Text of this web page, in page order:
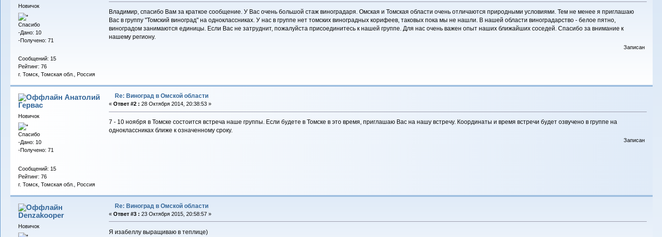
Новичок
Спасибо
-Дано: 10
-Получено: 71
Сообщений: 15
Рейтинг: 76
г. Томск, Томская обл., Россия
Владимир, спасибо Вам за краткое сообщение. У Вас очень большой стаж виноградаря. Омская и Томская области очень отличаются природными условиями. Тем не менее я приглашаю
Вас в группу "Томский виноград" на одноклассниках. У нас в группе нет томских виноградных корифеев, таковых пока мы не нашли. В нашей области виноградарство - белое пятно,
виноградом занимаются единицы. Если Вас не затруднит, пожалуйста присоединитесь к нашей группе. Для нас очень важен опыт наших ближайших соседей. Спасибо за внимание к
нашему региону.
Записан
Анатолий
Гервас
Новичок
Спасибо
-Дано: 10
-Получено: 71
Сообщений: 15
Рейтинг: 76
г. Томск, Томская обл., Россия
Re: Виноград в Омской области
« Ответ #2 : 28 Октября 2014, 20:38:53 »
7 - 10 ноября в Томске состоится встреча наше группы. Если будете в Томске в это время, приглашаю Вас на нашу встречу. Координаты и время встречи будет озвучено в группе на
одноклассниках ближе к означенному сроку.
Записан
Denzakooper
Новичок
Re: Виноград в Омской области
« Ответ #3 : 23 Октября 2015, 20:58:57 »
Я изабеллу выращиваю в теплице)